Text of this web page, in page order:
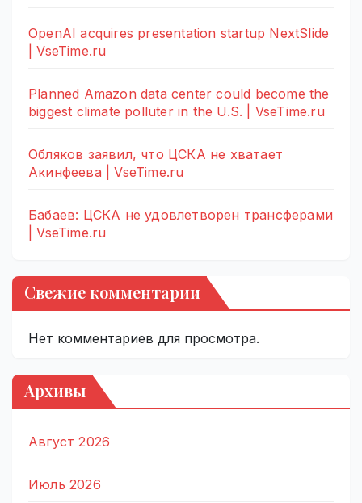
OpenAI acquires presentation startup NextSlide
| VseTime.ru
Planned Amazon data center could become the
biggest climate polluter in the U.S. | VseTime.ru
Обляков заявил, что ЦСКА не хватает
Акинфеева | VseTime.ru
Бабаев: ЦСКА не удовлетворен трансферами
| VseTime.ru
Свежие комментарии
Нет комментариев для просмотра.
Архивы
Август 2026
Июль 2026